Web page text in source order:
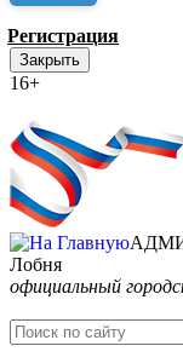
Регистрация
Закрыть
16+
Лобня
официальный